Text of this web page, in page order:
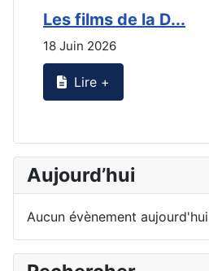
Les films de la D...
18 Juin 2026
Lire +
Aujourd’hui
Aucun évènement